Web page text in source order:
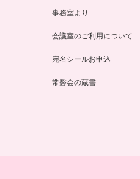
事務室より
会議室のご利用について
宛名シールお申込
常磐会の蔵書